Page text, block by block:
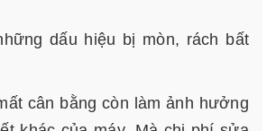
dấu hiệu bị mòn, rách bất
cân bằng còn làm ảnh hưởng